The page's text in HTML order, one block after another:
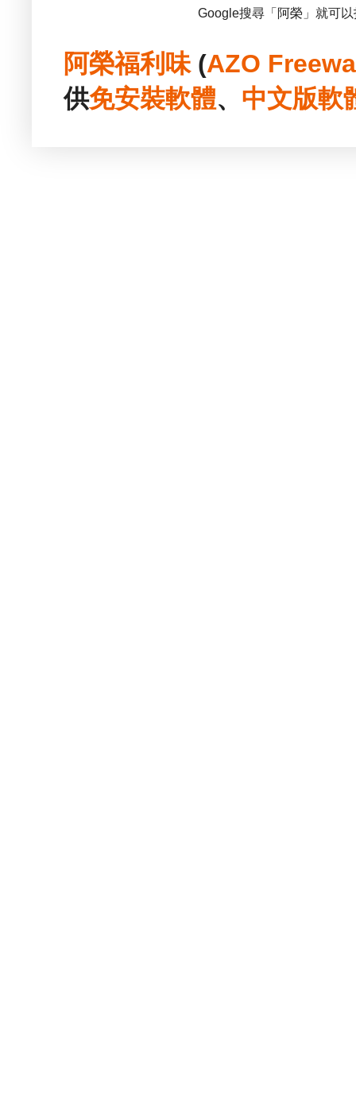
Google搜尋「阿榮」就可
阿榮福利味(AZO
供免安裝軟體、 中文版軟